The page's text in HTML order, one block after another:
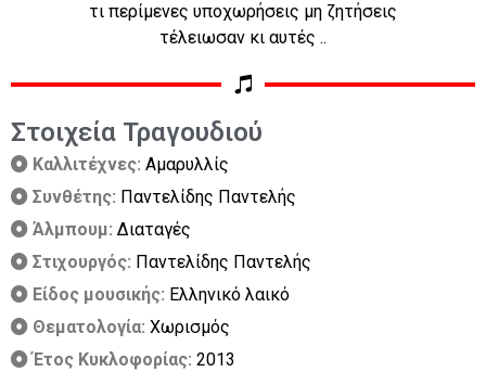
τι περίμενες υποχωρήσεις μη ζητήσεις
τέλειωσαν κι αυτές ..
Στοιχεία Τραγουδιού
Καλλιτέχνες: Αμαρυλλίς
Συνθέτης: Παντελίδης Παντελής
Άλμπουμ: Διαταγές
Στιχουργός: Παντελίδης Παντελής
Είδος μουσικής: Ελληνικό λαικό
Θεματολογία: Χωρισμός
Έτος Κυκλοφορίας: 2013